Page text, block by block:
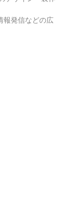
報発信などの広